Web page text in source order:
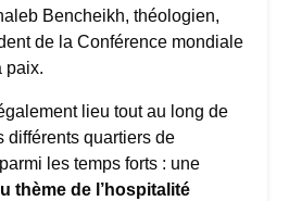
Bencheikh, théologien,
de la Conférence mondiale
paix.
lieu tout au long de
différents quartiers de
les temps forts : une
thème de l’hospitalité